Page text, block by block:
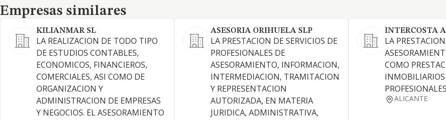
Empresas similares
Empresas similares
KILIANMAR SL
LA REALIZACION DE TODO TIPO
DE ESTUDIOS CONTABLES,
ECONOMICOS, FINANCIEROS,
COMERCIALES, ASI COMO DE
ORGANIZACION Y
ADMINISTRACION DE EMPRESAS
Y NEGOCIOS. EL ASESORAMIENTO
ASESORIA ORIHUELA SLP
LA PRESTACION DE SERVICIOS DE
PROFESIONALES DE
ASESORAMIENTO, INFORMACION,
INTERMEDIACION, TRAMITACION
Y REPRESENTACION
AUTORIZADA, EN MATERIA
JURIDICA, ADMINISTRATIVA,
INTERCOSTA
LA
COMO
INMOBILIARIOS
ALICANTE